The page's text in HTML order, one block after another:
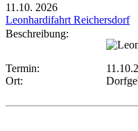
11.10. 2026
Leonhardifahrt Reichersdorf
Beschreibung:
Termin:
Ort: